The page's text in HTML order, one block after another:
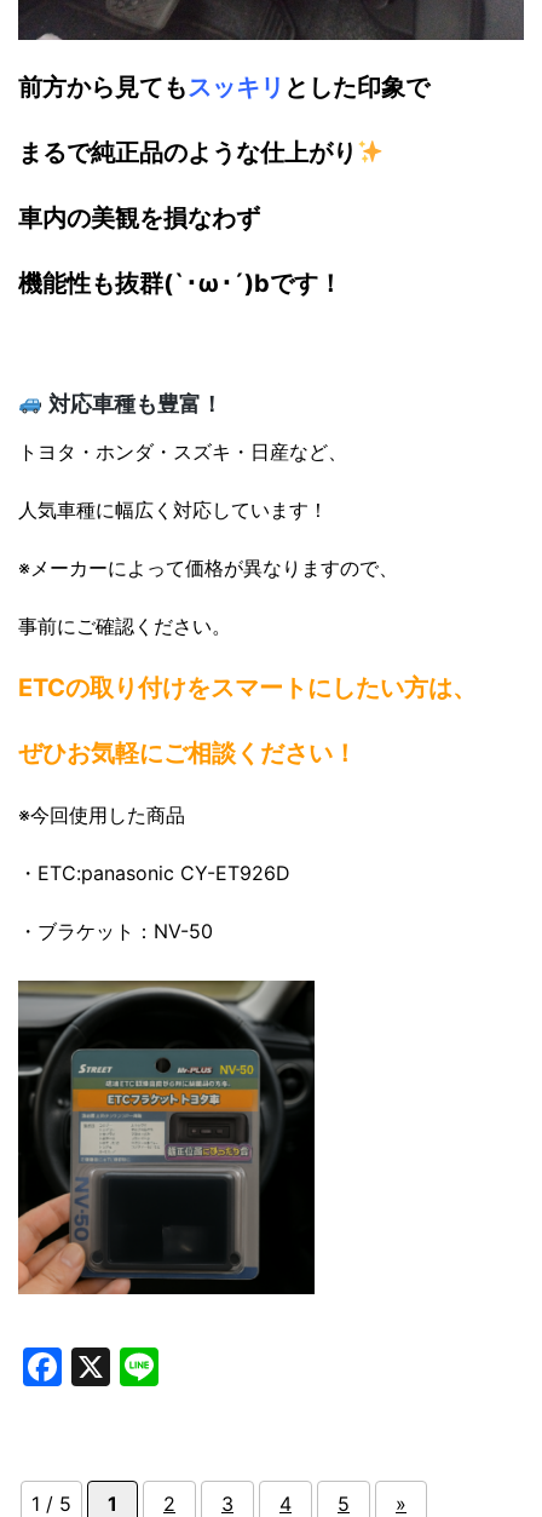
前方から見てもスッキリ とした印象で
まるで純正品のような仕上がり
車内の美観を損なわず
機能性も抜群(`･ω･´)bです！
対応車種も豊富！
トヨタ・ホンダ・スズキ・日産など、
人気車種に幅広く対応しています！
※メーカーによって価格が異なりますので、
事前にご確認ください。
ETCの取り付けをスマートにしたい方は、
ぜひお気軽にご相談ください！
※今回使用した商品
・ETC:panasonic CY-ET926D
・ブラケット：NV-50
Facebook
X
1 / 5 1 2 3 4 5 »